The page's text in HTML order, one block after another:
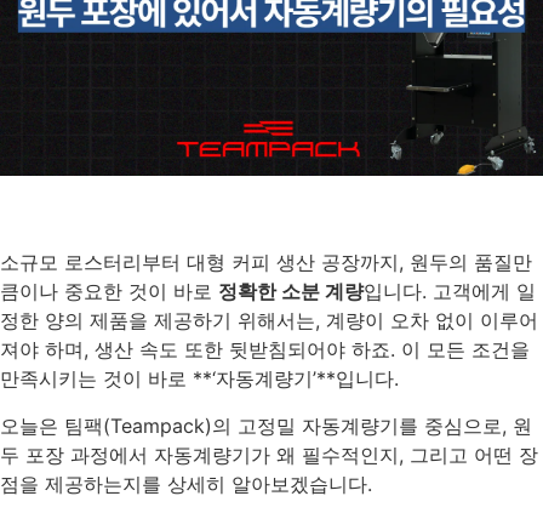
소규모 로스터리부터 대형 커피 생산 공장까지, 원두의 품질만
큼이나 중요한 것이 바로 정확한 소분 계량입니다. 고객에게 일
정한 양의 제품을 제공하기 위해서는, 계량이 오차 없이 이루어
져야 하며, 생산 속도 또한 뒷받침되어야 하죠. 이 모든 조건을
만족시키는 것이 바로 **‘자동계량기’**입니다.
오늘은 팀팩(Teampack)의 고정밀 자동계량기를 중심으로, 원
두 포장 과정에서 자동계량기가 왜 필수적인지, 그리고 어떤 장
점을 제공하는지를 상세히 알아보겠습니다.